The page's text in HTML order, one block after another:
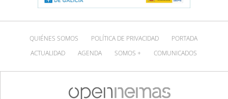
QUIÉNES SOMOS POLÍTICA DE PRIVACIDAD
PORTADA
ACTUALIDAD
AGENDA SOMOS + COMUNICADOS